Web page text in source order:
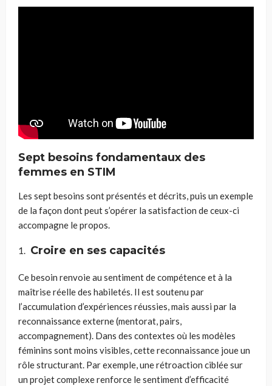
Sept besoins fondamentaux des
femmes en STIM
Les sept besoins sont présentés et décrits, puis un exemple
de la façon dont peut s’opérer la satisfaction de ceux-ci
accompagne le propos.
Croire en ses capacités
Ce besoin renvoie au sentiment de compétence et à la
maîtrise réelle des habiletés. Il est soutenu par
l’accumulation d’expériences réussies, mais aussi par la
reconnaissance externe (mentorat, pairs,
accompagnement). Dans des contextes où les modèles
féminins sont moins visibles, cette reconnaissance joue un
rôle structurant. Par exemple, une rétroaction ciblée sur
un projet complexe renforce le sentiment d’efficacité